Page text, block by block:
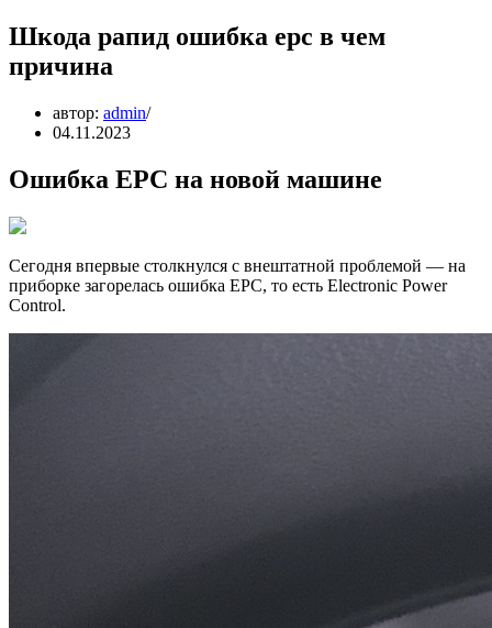
Шкода рапид ошибка epc в чем
причина
автор: admin
04.11.2023
Ошибка EPC на новой машине
Сегодня впервые столкнулся с внештатной проблемой — на
приборке загорелась ошибка EPC, то есть Electronic Power
Control.